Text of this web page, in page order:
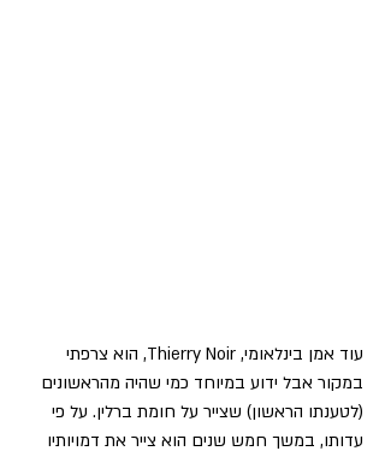
עוד אמן בינלאומי, Thierry Noir, הוא צרפתי
במקור אבל ידוע במיוחד כמי שהיה מהראשונים
(לטענתו הראשון) שצייר על חומת ברלין. על פי
עדותו, במשך חמש שנים הוא צייר את דמויותיו